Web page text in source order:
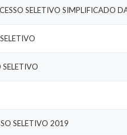
SELETIVO
SELETIVO 2019